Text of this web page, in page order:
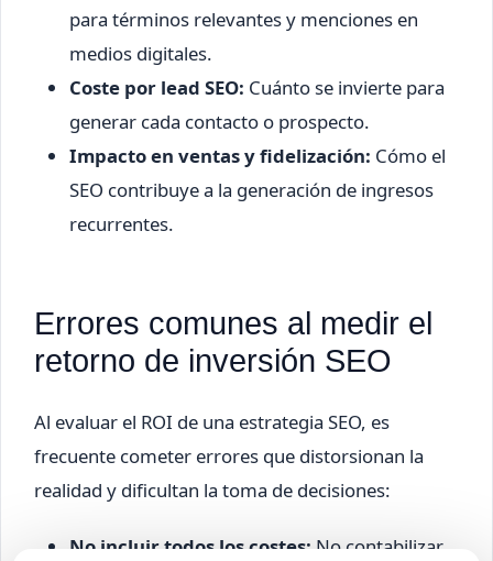
para términos relevantes y menciones en
medios digitales.
Coste por lead SEO: Cuánto se invierte para
generar cada contacto o prospecto.
Impacto en ventas y fidelización: Cómo el
SEO contribuye a la generación de ingresos
recurrentes.
Errores comunes al medir el
retorno de inversión SEO
Al evaluar el ROI de una estrategia SEO, es
frecuente cometer errores que distorsionan la
realidad y dificultan la toma de decisiones:
No incluir todos los costes: No contabilizar